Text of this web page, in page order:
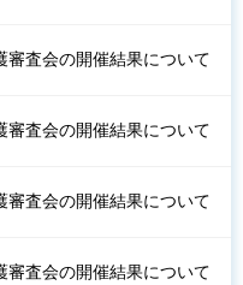
査会の開催結果について
査会の開催結果について
査会の開催結果について
査会の開催結果について